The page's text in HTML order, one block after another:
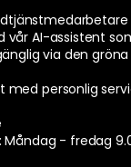
vår AI-assistent
via den
personlig
Måndag - fredag